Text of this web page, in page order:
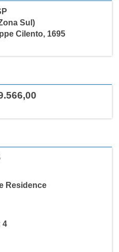
Sul)
Cilento, 1695
Residence
4